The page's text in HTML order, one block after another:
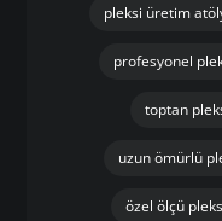
pleksi üretim
profesyonel
toptan
uzun ömürlü
özel ölçü